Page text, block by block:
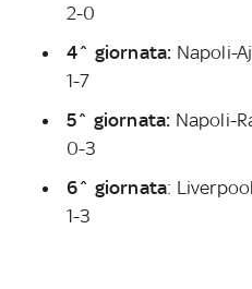
2-0
4^ giornata: Napoli-
1-7
5^ giornata: Napoli-
0-3
6^ giornata:
1-3